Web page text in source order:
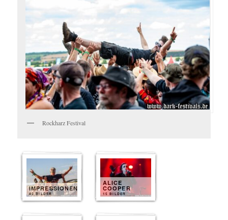
Rockharz Festival
IMPRESSIONEN
40 BILDER
ALICE
COOPER
15 BILDER